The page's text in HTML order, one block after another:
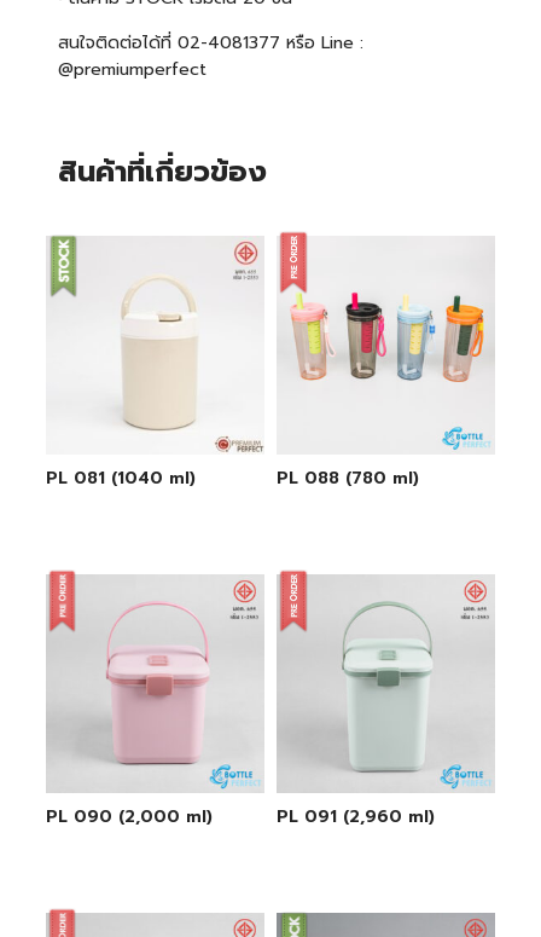
สนใจติดต่อได้ที่ 02-4081377 หรือ Line :
@premiumperfect
สินค้าที่เกี่ยวข้อง
PL 081 (1040 ml) PL 088 (780 ml)
PL 090 (2,000 ml) PL 091 (2,960 ml)